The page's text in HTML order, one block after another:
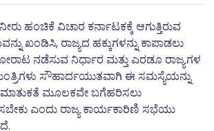
ಹಂಚಿಕೆ ವಿಚಾರ ಕರ್ನಾಟಕಕ್ಕೆ ಆಗುತ್ತಿರುವ
ಖಂಡಿಸಿ, ರಾಜ್ಯದ ಹಕ್ಕುಗಳನ್ನು ಕಾಪಾಡಲು
ನಡೆಸುವ ನಿರ್ಧಾರ ಮತ್ತು ಎರಡೂ ರಾಜ್ಯಗಳ
ಸೌಹಾರ್ದಯುತವಾಗಿ ಈ ಸಮಸ್ಯೆಯನ್ನು
ಮಾತುಕತೆ ಮೂಲಕವೇ ಬಗೆಹರಿಸಲು
ಎಂದು ರಾಜ್ಯ ಕಾರ್ಯಕಾರಿಣಿ ಸಭೆಯು